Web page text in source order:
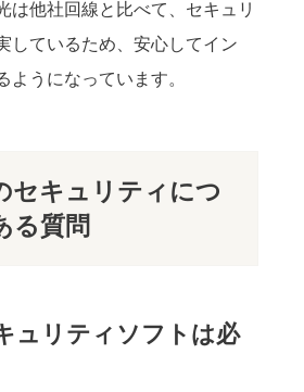
は他社回線と比べて、セキュリ
しているため、安心してイン
ようになっています。
セキュリティにつ
る質問
ュリティソフトは必